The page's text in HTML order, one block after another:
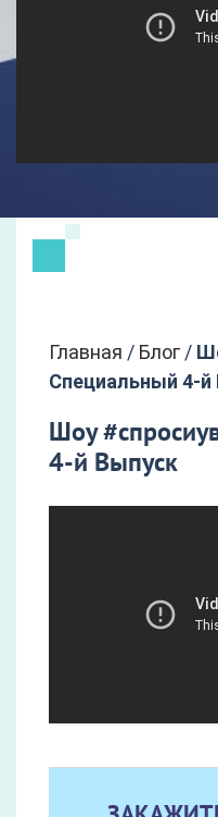
Главная / Блог /
Специальный 4-й
Шоу
4-й Выпуск